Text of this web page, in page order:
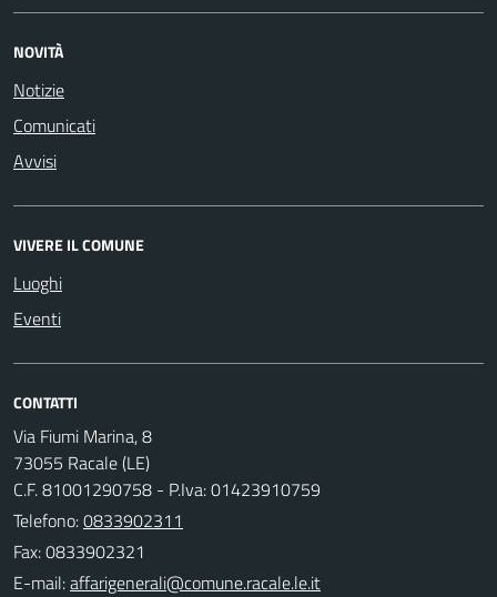
NOVITÀ
Notizie
Comunicati
Avvisi
VIVERE IL COMUNE
Luoghi
Eventi
CONTATTI
Via Fiumi Marina, 8
73055 Racale (LE)
C.F. 81001290758 - P.Iva: 01423910759
Telefono:0833902311
Fax: 0833902321
E-mail: